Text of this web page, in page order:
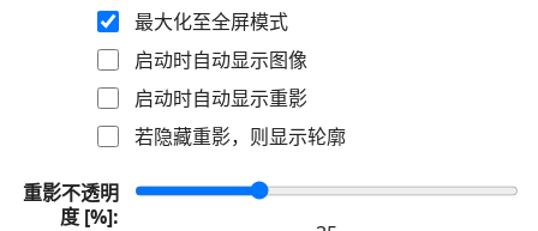
最大化至全屏模式
启动时自动显示图像
启动时自动显示重影
若隐藏重影，则显示轮廓
重影不透明
度 [%]